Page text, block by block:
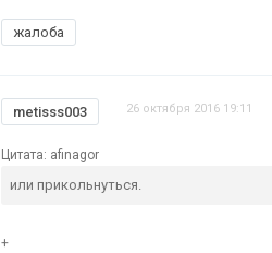
жалоба
metisss003 26 октября 2016 19:11
Цитата: afinagor
или прикольнуться.
+